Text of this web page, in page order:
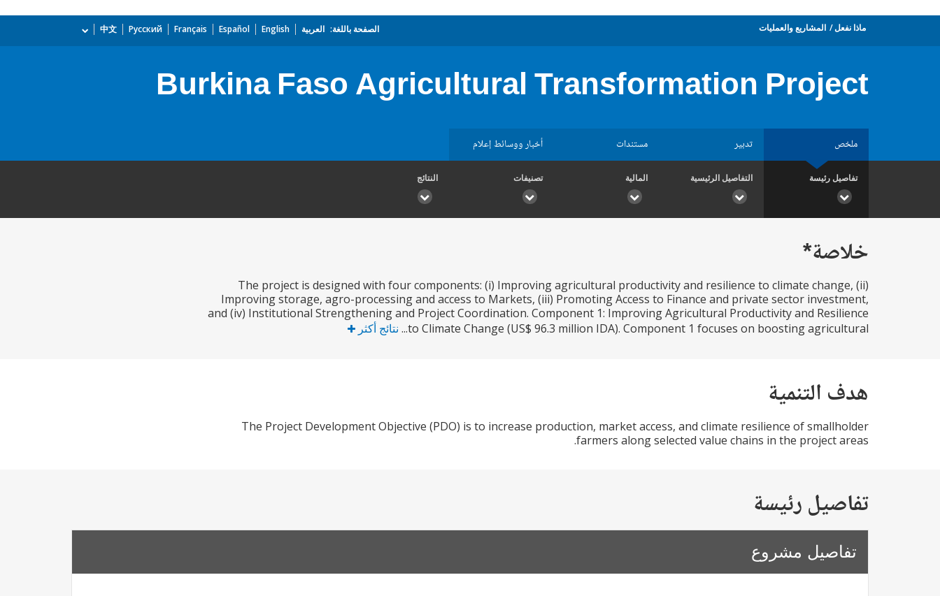
ماذا نفعل المشاريع والعمليات الصفحة باللغة: العربية English
Español
Français
Русский
中文
Burkina Faso Agricultural Transformation Project
ملخص تدبير مستندات أخبار ووسائط إعلام
تفاصيل رئيسة التفاصيل الرئيسية المالية تصنيفات النتائج
خلاصة*
The project is designed with four components: (i) Improving agricultural productivity and resilience to climate change, (ii)
Improving storage, agro-processing and access to Markets, (iii) Promoting Access to Finance and private sector investment,
and (iv) Institutional Strengthening and Project Coordination. Component 1: Improving Agricultural Productivity and Resilience
to Climate Change (US$ 96.3 million IDA). Component 1 focuses on boosting agricultural...
نتائج أكثر
هدف التنمية
The Project Development Objective (PDO) is to increase production, market access, and climate resilience of smallholder
farmers along selected value chains in the project areas.
تفاصيل رئيسة
تفاصيل مشروع